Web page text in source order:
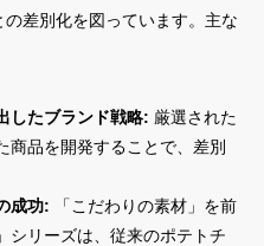
差別化を図っています。主な
したブランド戦略: 厳選された
商品を開発することで、差別
成功: 「こだわりの素材」を前
シリーズは、従来のポテトチ